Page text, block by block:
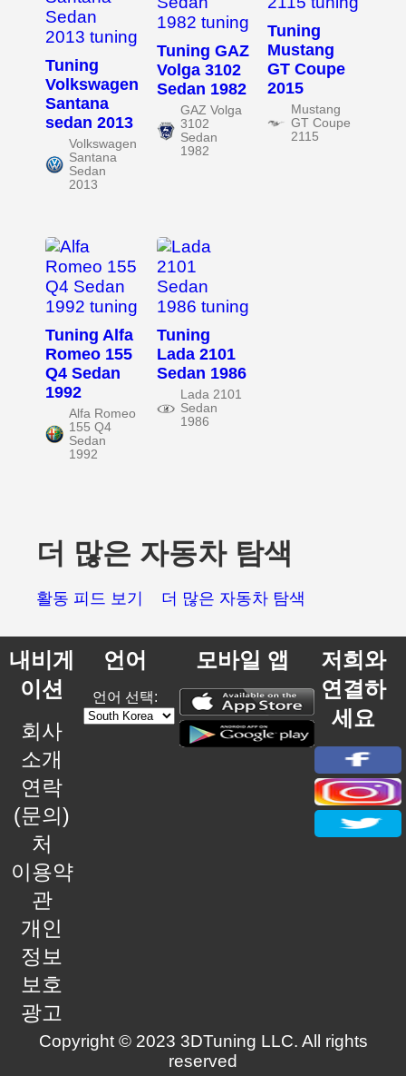
Tuning
Volkswagen
Santana
sedan 2013
Volkswagen
Santana
Sedan
2013
Tuning GAZ
Volga 3102
Sedan 1982
GAZ Volga
3102
Sedan
1982
Tuning
Mustang
GT Coupe
2015
Mustang
GT Coupe
2115
Tuning Alfa
Romeo 155
Q4 Sedan
1992
Alfa Romeo
155 Q4
Sedan
1992
Tuning
Lada 2101
Sedan 1986
Lada 2101
Sedan
1986
더 많은 자동차 탐색
활동 피드 보기 더 많은 자동차 탐색
내비게
이션
회사
소개
연락
(문의)
처
이용약
관
개인
정보
보호
광고
언어
언어 선택:
모바일 앱
저희와
연결하
세요
Copyright © 2023 3DTuning LLC. All rights
reserved